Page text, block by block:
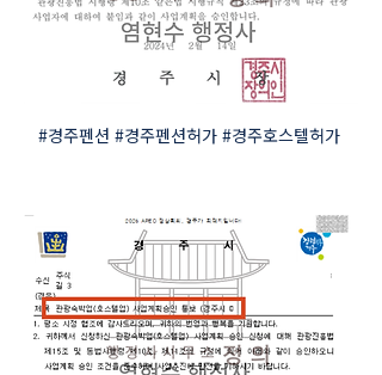
#경주펜션 #경주펜션허가 #경주호스텔허가